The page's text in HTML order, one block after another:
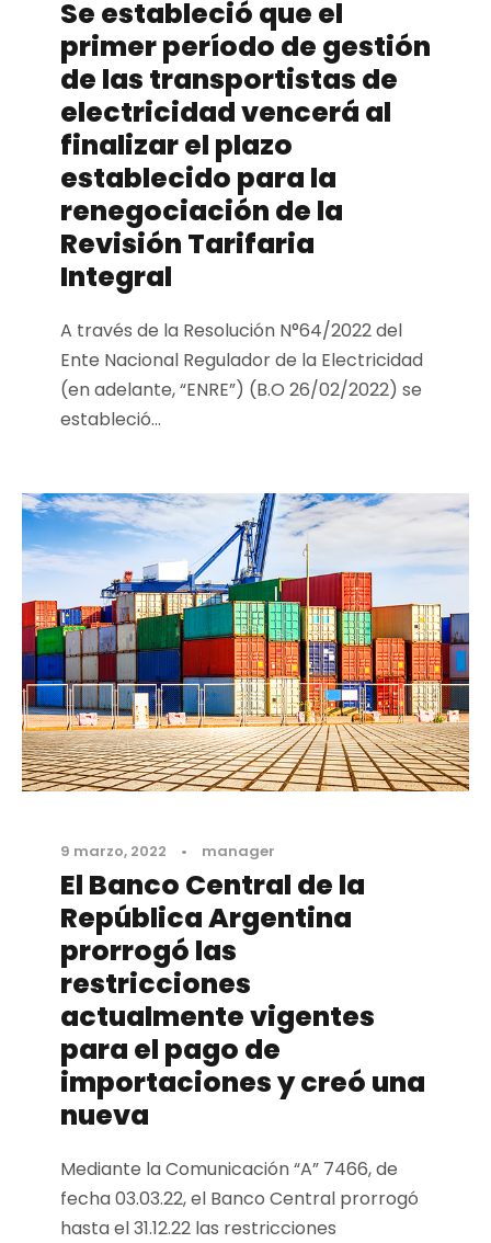
Se estableció que el
primer período de gestión
de las transportistas de
electricidad vencerá al
finalizar el plazo
establecido para la
renegociación de la
Revisión Tarifaria
Integral
A través de la Resolución N°64/2022 del
Ente Nacional Regulador de la Electricidad
(en adelante, “ENRE”) (B.O 26/02/2022) se
estableció...
9 marzo, 2022 • manager
El Banco Central de la
República Argentina
prorrogó las
restricciones
actualmente vigentes
para el pago de
importaciones y creó una
nueva
Mediante la Comunicación “A” 7466, de
fecha 03.03.22, el Banco Central prorrogó
hasta el 31.12.22 las restricciones